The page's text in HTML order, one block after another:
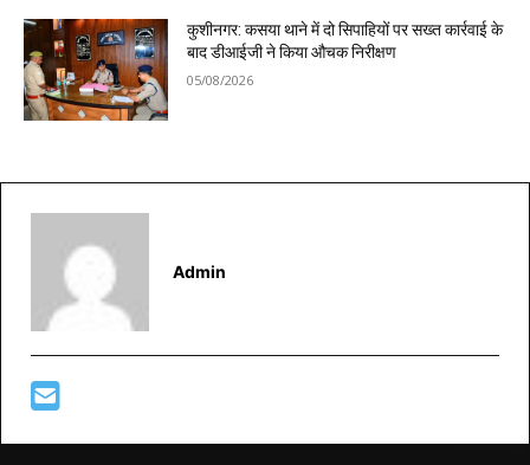
कुशीनगर: कसया थाने में दो सिपाहियों पर सख्त कार्रवाई के
बाद डीआईजी ने किया औचक निरीक्षण
05/08/2026
Admin